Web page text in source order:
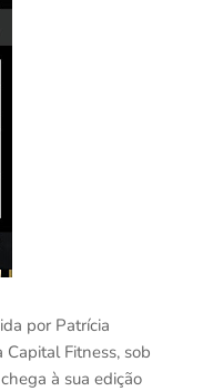
por Patrícia
Capital Fitness, sob
à sua edição